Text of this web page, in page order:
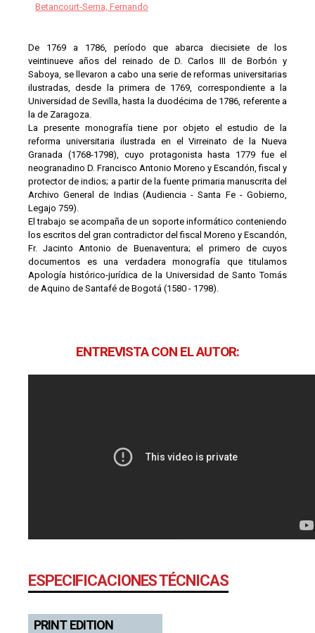
Betancourt-Serna, Fernando
De 1769 a 1786, período que abarca diecisiete de los
veintinueve años del reinado de D. Carlos III de Borbón y
Saboya, se llevaron a cabo una serie de reformas universitarias
ilustradas, desde la primera de 1769, correspondiente a la
Universidad de Sevilla, hasta la duodécima de 1786, referente a
la de Zaragoza.
La presente monografía tiene por objeto el estudio de la
reforma universitaria ilustrada en el Virreinato de la Nueva
Granada (1768-1798), cuyo protagonista hasta 1779 fue el
neogranadino D. Francisco Antonio Moreno y Escandón, fiscal y
protector de indios; a partir de la fuente primaria manuscrita del
Archivo General de Indias (Audiencia - Santa Fe - Gobierno,
Legajo 759).
El trabajo se acompaña de un soporte informático conteniendo
los escritos del gran contradictor del fiscal Moreno y Escandón,
Fr. Jacinto Antonio de Buenaventura; el primero de cuyos
documentos es una verdadera monografía que titulamos
Apología histórico-jurídica de la Universidad de Santo Tomás
de Aquino de Santafé de Bogotá (1580 - 1798).
ENTREVISTA CON EL AUTOR:
ESPECIFICACIONES TÉCNICAS
PRINT EDITION